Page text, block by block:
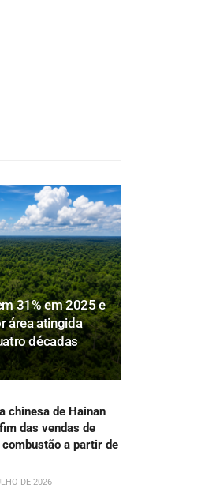
31% em 2025 e
área atingida
décadas
chinesa de Hainan
das vendas de
a partir de
DE 2026